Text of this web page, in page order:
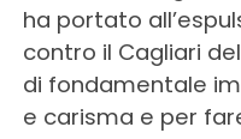
ha portato
contro il Cagliari
di fondamentale
e carisma e per